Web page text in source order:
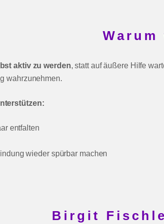
aktiv zu werden, statt auf äußere Hilfe
wahrzunehmen.
entfalten
wieder spürbar machen
Birgit